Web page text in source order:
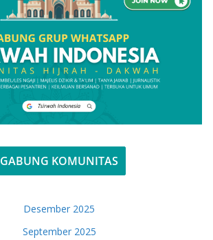
GABUNG KOMUNITAS
Desember 2025
September 2025